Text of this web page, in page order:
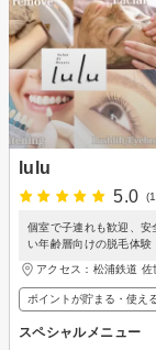
lulu
5.0
個室で子連れも歓迎、
い年齢層向けの脱毛体験
アクセス：松浦鉄道
ポイントが貯まる・使え
スペシャルメニュー